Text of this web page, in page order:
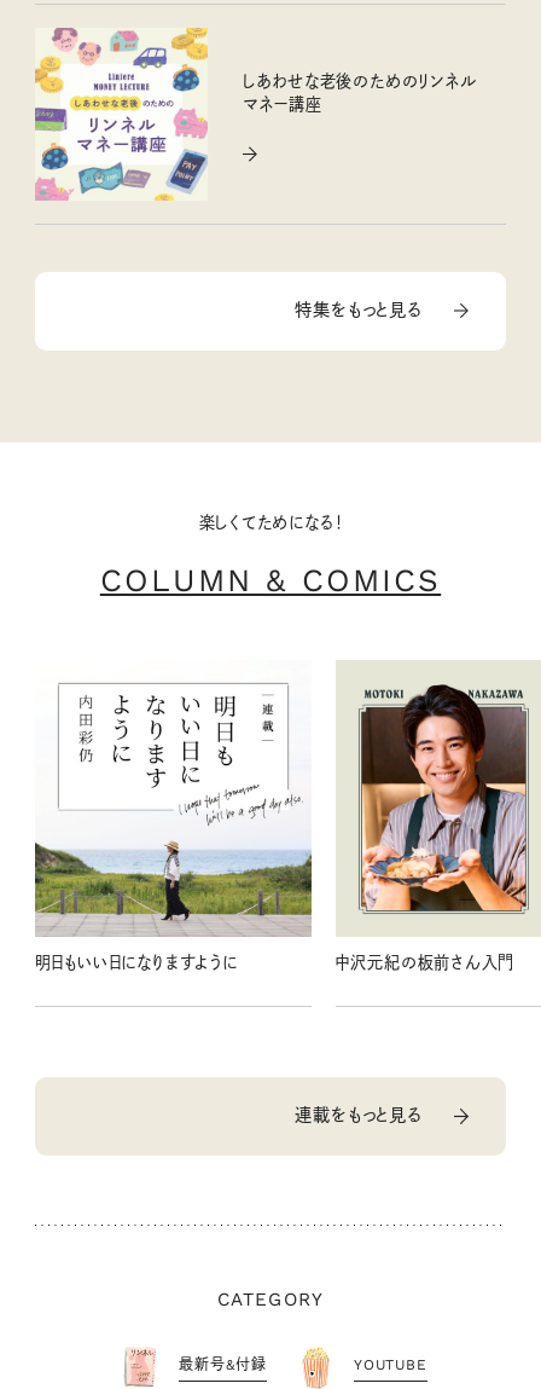
しあわせな老後のためのリンネル
マネー講座
特集をもっと見る
楽しくてためになる！
COLUMN & COMICS
明日もいい日になりますように 中沢元紀の板前さん入門
連載をもっと見る
CATEGORY
最新号&付録 YOUTUBE